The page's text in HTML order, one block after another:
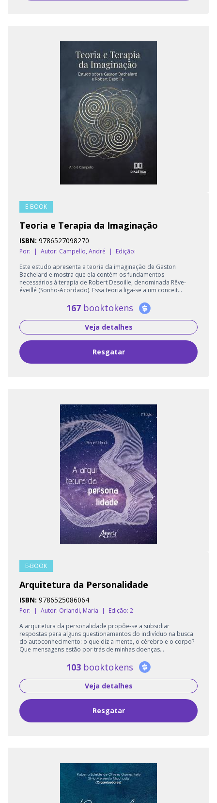
E-BOOK
Teoria e Terapia da Imaginação
ISBN: 9786527098270
Por: | Autor: Campello, André |
Edição:
Este estudo apresenta a teoria da imaginação de Gaston
Bachelard e mostra que ela contém os fundamentos
necessários à terapia de Robert Desoille, denominada Rêve-
éveillé (Sonho-Acordado). Essa teoria liga-se a um conceit...
167 booktokens
Veja detalhes
Resgatar
E-BOOK
Arquitetura da Personalidade
ISBN: 9786525086064
Por: | Autor: Orlandi, Maria |
Edição: 2
A arquitetura da personalidade propôe-se a subsidiar
respostas para alguns questionamentos do indivíduo na busca
do autoconhecimento: o que diz a mente, o cérebro e o corpo?
Que mensagens estão por trás de minhas doenças...
103 booktokens
Veja detalhes
Resgatar